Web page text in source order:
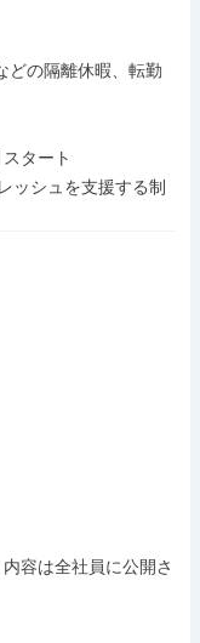
どの隔離休暇、転勤
タート
ッシュを支援する制
容は全社員に公開さ